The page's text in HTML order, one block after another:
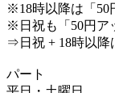
※18時以降は「50
※日祝も「50円ア
⇒日祝 + 18時以降
パート